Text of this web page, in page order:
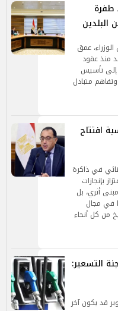
طفرة
البلدين
عمق
منذ عقود
إلى تأسيس
متبادل
افتتاح
يوم استثنائي في ذاكرة
بإنجازات
أثري، بل
في مجال
من كل أنحاء
لجنة التسعير:
قد يكون آخر